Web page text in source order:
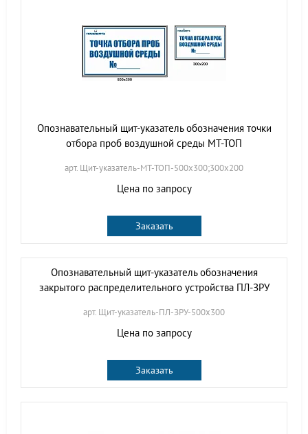
Опознавательный щит-указатель обозначения точки
отбора проб воздушной среды МТ-ТОП
арт. Щит-указатель-МТ-ТОП-500х300;300х200
Цена по запросу
Заказать
Опознавательный щит-указатель обозначения
закрытого распределительного устройства ПЛ-ЗРУ
арт. Щит-указатель-ПЛ-ЗРУ-500х300
Цена по запросу
Заказать